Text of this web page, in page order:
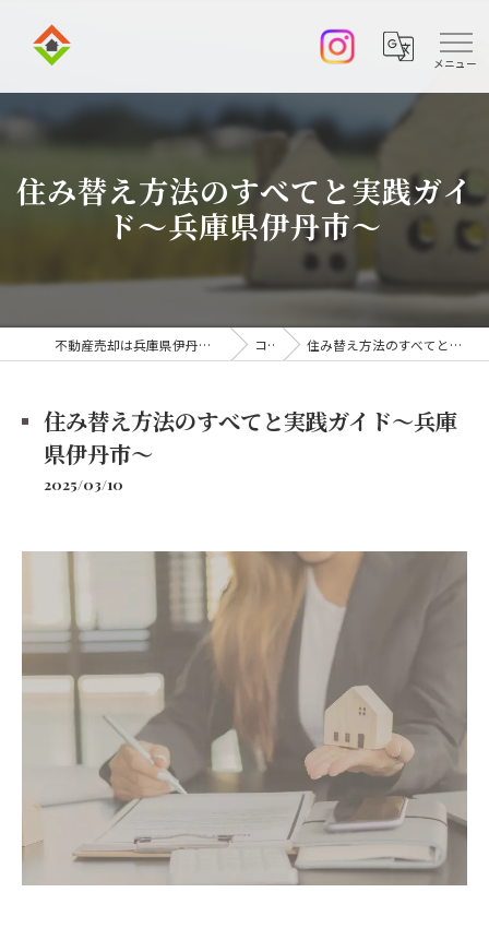
住み替え方法のすべてと実践ガイ
ド～兵庫県伊丹市～
不動産売却は兵庫県伊丹市の株式会社アークエステート コラム 住み替え方法のすべてと実践ガイド～兵庫県伊丹市～
住み替え方法のすべてと実践ガイド～兵庫
県伊丹市～
2025/03/10